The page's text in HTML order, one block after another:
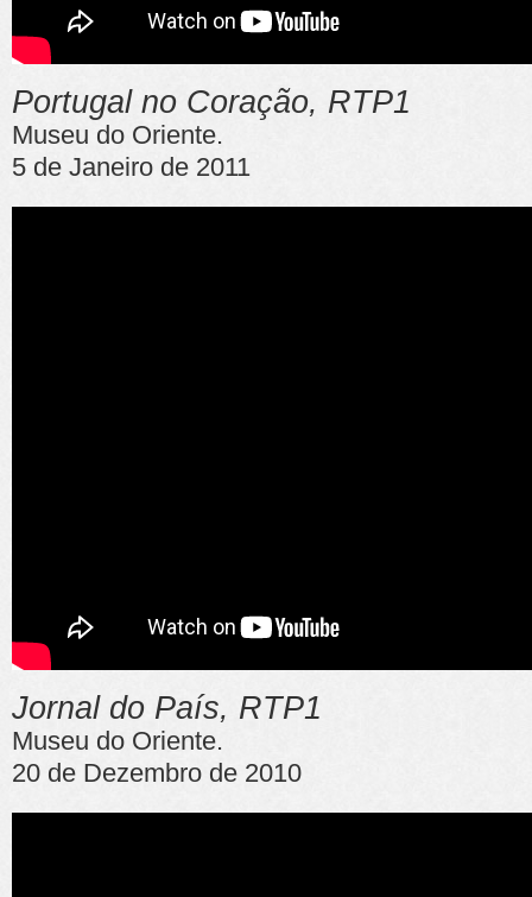
Portugal no Coração, RTP1
Museu do Oriente.
5 de Janeiro de 2011
Jornal do País, RTP1
Museu do Oriente.
20 de Dezembro de 2010